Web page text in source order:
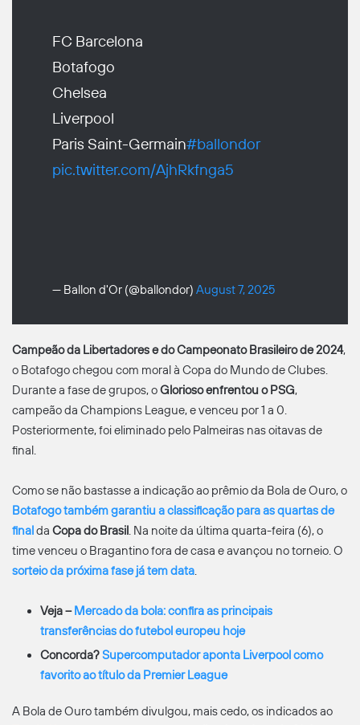
FC Barcelona
Botafogo
Chelsea
Liverpool
Paris Saint-Germain#ballondor
pic.twitter.com/AjhRkfnga5
— Ballon d'Or (@ballondor) August 7, 2025
Campeão da Libertadores e do Campeonato Brasileiro de 2024,
o Botafogo chegou com moral à Copa do Mundo de Clubes.
Durante a fase de grupos, oGlorioso enfrentou o PSG,
campeão da Champions League, e venceu por 1 a 0.
Posteriormente, foi eliminado pelo Palmeiras nas oitavas de
final.
Como se não bastasse a indicação ao prêmio da Bola de Ouro, o
Botafogo também garantiu a classificação para as quartas de
finalda Copa do Brasil. Na noite da última quarta-feira (6), o
time venceu o Bragantino fora de casa e avançou no torneio. O
sorteio da próxima fase já tem data.
Veja –Mercado da bola: confira as principais
transferências do futebol europeu hoje
Concorda?Supercomputador aponta Liverpool como
favorito ao título da Premier League
A Bola de Ouro também divulgou, mais cedo, os indicados ao